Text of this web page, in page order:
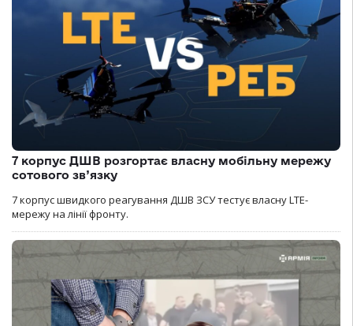
7 корпус ДШВ розгортає власну мобільну мережу
сотового зв’язку
7 корпус швидкого реагування ДШВ ЗСУ тестує власну LTE-
мережу на лінії фронту.